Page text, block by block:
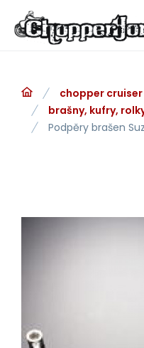
chopper cruiser
brašny, kufry,
Podpěry brašen